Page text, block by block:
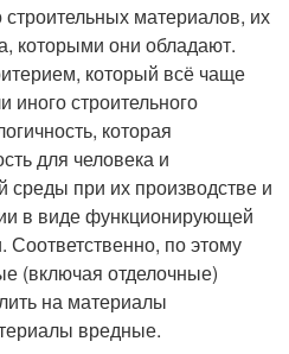
материалов, их
которыми они обладают.
который всё чаще
иного строительного
которая
для человека и
среды при их производстве и
в виде функционирующей
Соответственно, по этому
(включая отделочные)
на материалы
вредные.